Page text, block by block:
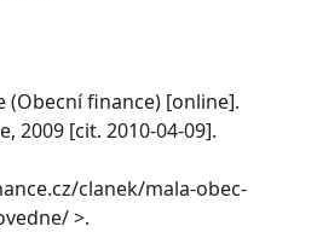
(Obecní finance) [online].
2009 [cit. 2010-04-09].
clanek/mala-obec-
>.